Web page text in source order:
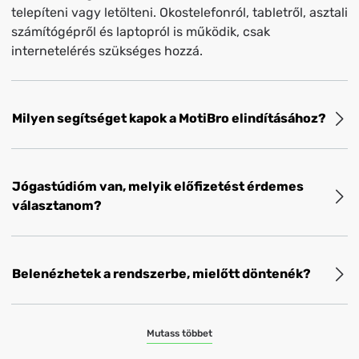
Bérletkezelés
Online
Speciális integrációk
Franchise-riport rendszer
Kiemelt ügyfélszolgálat
telepíteni vagy letölteni. Okostelefonról, tabletről, asztali
számítógépről és laptopról is működik, csak
internetelérés szükséges hozzá.
Milyen segítséget kapok a MotiBro elindításához?
Jógastúdióm van, melyik előfizetést érdemes
választanom?
Belenézhetek a rendszerbe, mielőtt döntenék?
Mutass többet